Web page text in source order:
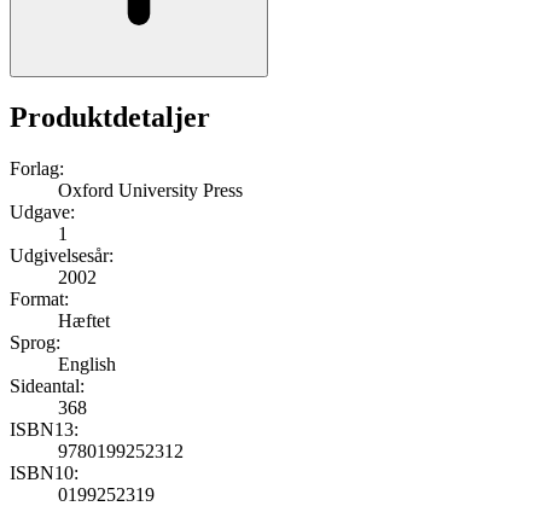
Produktdetaljer
Forlag:
Oxford University Press
Udgave:
1
Udgivelsesår:
2002
Format:
Hæftet
Sprog:
English
Sideantal:
368
ISBN13:
9780199252312
ISBN10:
0199252319